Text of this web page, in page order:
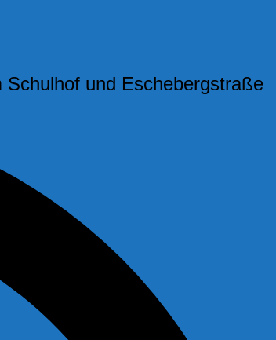
und Eschebergstraße